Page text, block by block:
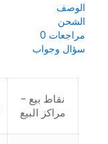
الوصف
الشحن
مراجعات 0
سؤال وجواب
نقاط بيع -
مراكز البيع